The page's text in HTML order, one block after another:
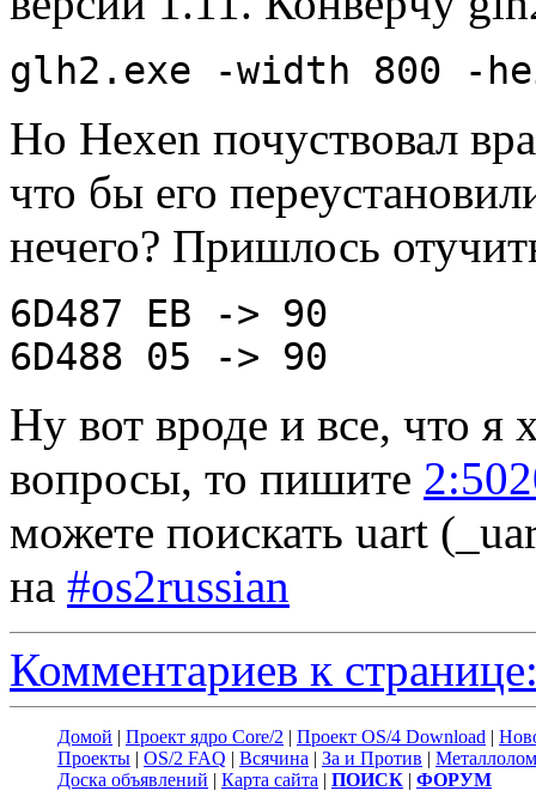
glh2.exe -width 800 -
Hо Hexen почуствовал
что бы его
нечего? Пpишлось
6D487 EB -> 90
6D488 05 -> 90
Hу вот вpоде и все, что я
вопpосы, то пишите
можете поискать uart
на #os2russian
Комментариев к
Домой | Проект ядро Core/2 | Проект OS/4 Download |
Проекты | OS/2 FAQ | Всячина | За и Против | Металлолом
Доска объявлений | Карта сайта | ПОИСК | ФОРУМ